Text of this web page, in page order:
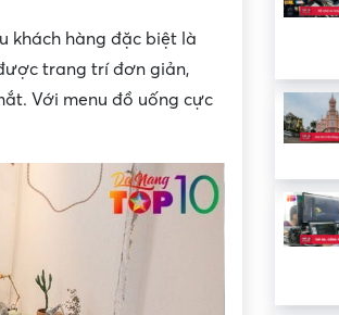
khách hàng đặc biệt là
trang trí đơn giản,
Với menu đồ uống cực